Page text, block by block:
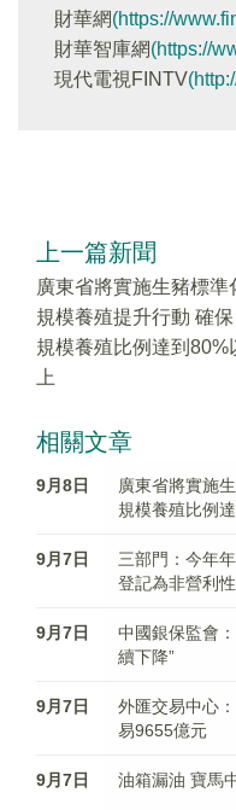
財華網(https://
財華智庫網(https://
現代電視FINTV
上一篇新聞
廣東省將實施生豬標準
規模養殖提升行動 確保
規模養殖比例達到80%
上
相關文章
9月8日
廣東省將實施
規模養殖比例
9月7日
三部門：今年
登記為非營利
9月7日
中國銀保監會
續下降”
9月7日
外匯交易中心
易9655億元
9月7日 油箱漏油 寶馬